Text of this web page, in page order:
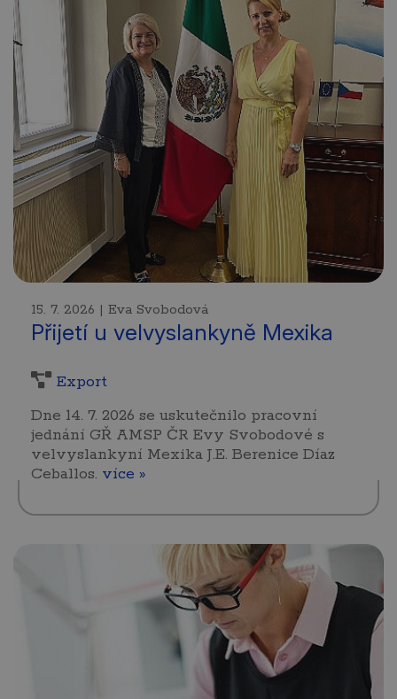
15. 7. 2026 | Eva Svobodová
Přijetí u velvyslankyně Mexika
Export
Dne 14. 7. 2026 se uskutečnilo pracovní
jednání GŘ AMSP ČR Evy Svobodové s
velvyslankyní Mexika J.E. Berenice Díaz
Ceballos. více »